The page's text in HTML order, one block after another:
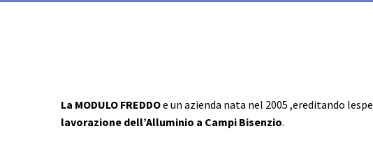
La MODULO FREDDOe un azienda nata nel 2005 ,ereditando
lavorazione dell’Alluminio a Campi Bisenzio.